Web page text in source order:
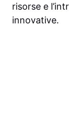
risorse e
innovative.